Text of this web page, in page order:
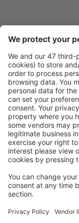
Caută
Ofertă
Planifică
Rezervare
Prețuri
conectați.
Alege din
apartamente